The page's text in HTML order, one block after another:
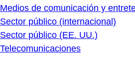
Medios de comunicación y
Sector público (internacional)
Sector público (EE. UU.)
Telecomunicaciones